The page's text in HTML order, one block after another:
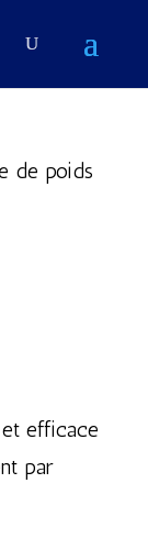
de poids
efficace
par